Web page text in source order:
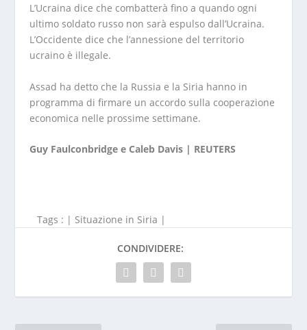
L’Ucraina dice che combatterà fino a quando ogni
ultimo soldato russo non sarà espulso dall’Ucraina.
L’Occidente dice che l’annessione del territorio
ucraino è illegale.
Assad ha detto che la Russia e la Siria hanno in
programma di firmare un accordo sulla cooperazione
economica nelle prossime settimane.
Guy Faulconbridge e Caleb Davis | REUTERS
Tags : | Situazione in Siria |
CONDIVIDERE: